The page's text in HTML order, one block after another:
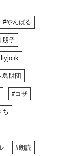
やんばる
朋子
島財団
コザ
ち
朗読